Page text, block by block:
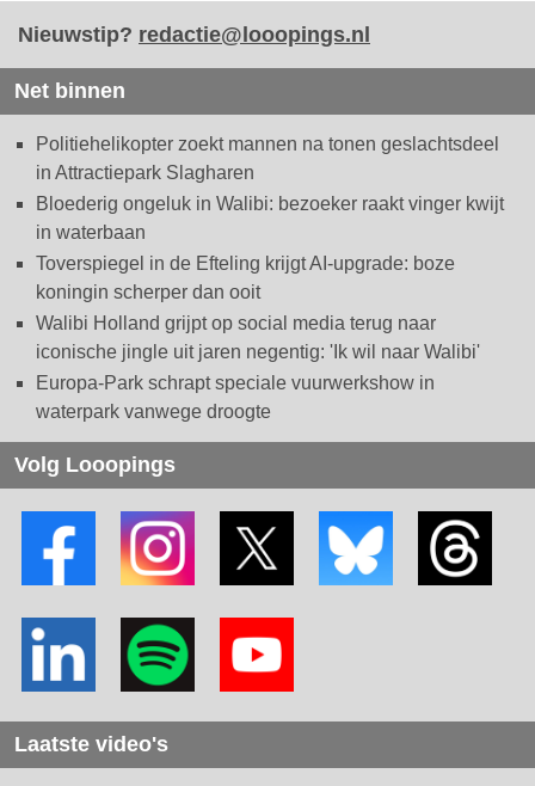
Nieuwstip? redactie@looopings.nl
Net binnen
Politiehelikopter zoekt mannen na tonen geslachtsdeel
in Attractiepark Slagharen
Bloederig ongeluk in Walibi: bezoeker raakt vinger kwijt
in waterbaan
Toverspiegel in de Efteling krijgt AI-upgrade: boze
koningin scherper dan ooit
Walibi Holland grijpt op social media terug naar
iconische jingle uit jaren negentig: 'Ik wil naar Walibi'
Europa-Park schrapt speciale vuurwerkshow in
waterpark vanwege droogte
Volg Looopings
Laatste video's